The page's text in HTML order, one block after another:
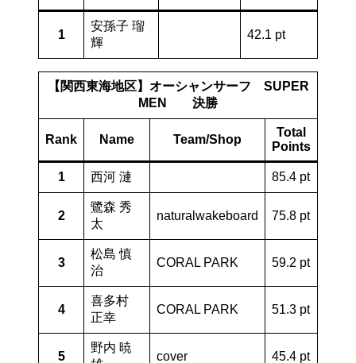
1
安孫子 瑠
輝
42.1 pt
【関西東海地区】オーシャンサーフ SUPER
MEN 決勝
Rank Name Team/Shop
Total
Points
1 西河 漣 85.4 pt
2
鷺森 秀
太
naturalwakeboard 75.8 pt
3
松島 慎
治
CORAL PARK 59.2 pt
4
喜多村
正幸
CORAL PARK 51.3 pt
5
野内 暁
cover 45.4 pt